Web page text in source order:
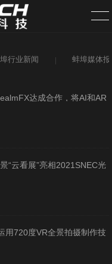
行业新闻 蚌埠媒体
达成合作，将AI和AR
“云看展”亮相2021SNEC光
）展览会
用720度VR全景拍摄制作技
条子泥景区智慧旅游建设